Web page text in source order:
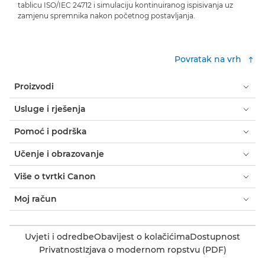
tablicu ISO/IEC 24712 i simulaciju kontinuiranog ispisivanja uz
zamjenu spremnika nakon početnog postavljanja.
Povratak na vrh
Proizvodi
Usluge i rješenja
Pomoć i podrška
Učenje i obrazovanje
Više o tvrtki Canon
Moj račun
Uvjeti i odredbeObavijest o kolačićimaDostupnost
PrivatnostIzjava o modernom ropstvu (PDF)